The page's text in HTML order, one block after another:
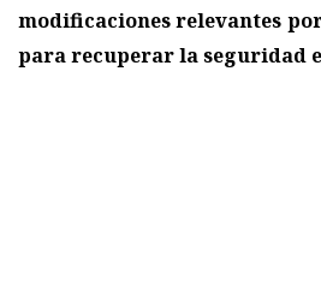
modificaciones relevantes
para recuperar la seguridad